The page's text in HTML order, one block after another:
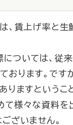
、賃上げ率と
ついては、従
ります。です
りますというこ
様々な資料を
ざいません。